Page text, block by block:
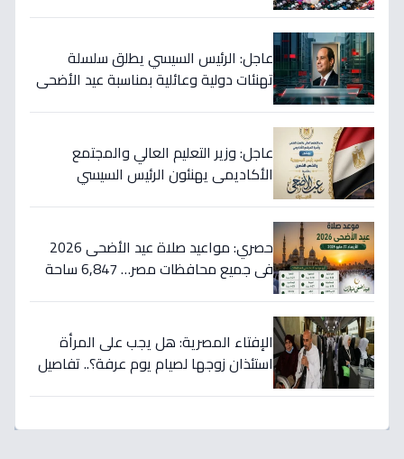
عاجل: الرئيس السيسي يطلق سلسلة
تهنئات دولية وعائلية بمناسبة عيد الأضحى
عاجل: وزير التعليم العالي والمجتمع
الأكاديمي يهنئون الرئيس السيسي
حصري: مواعيد صلاة عيد الأضحى 2026
في جميع محافظات مصر… 6,847 ساحة
الإفتاء المصرية: هل يجب على المرأة
استئذان زوجها لصيام يوم عرفة؟.. تفاصيل